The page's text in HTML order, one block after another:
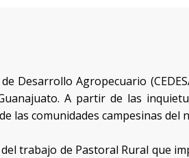
Desarrollo Agropecuario
A partir de las
las comunidades campesinas del
trabajo de Pastoral Rural que